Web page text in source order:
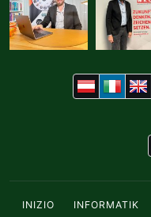
INIZIO INFORMATIK